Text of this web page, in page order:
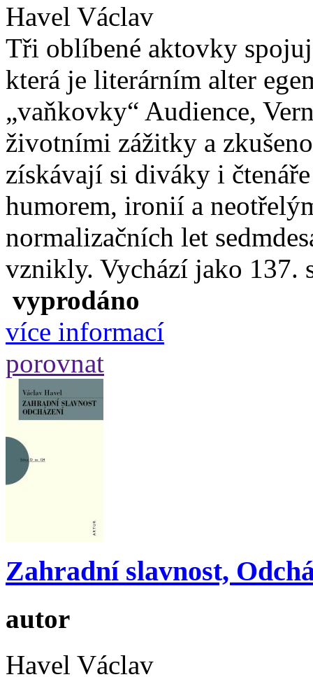
Havel Václav
Tři oblíbené aktovky
která je literárním alter
„vaňkovky“ Audience,
životními zážitky a
získávají si diváky i
humorem, ironií a
normalizačních let
vznikly. Vychází jako 137.
vyprodáno
více informací
porovnat
Zahradní slavnost,
autor
Havel Václav